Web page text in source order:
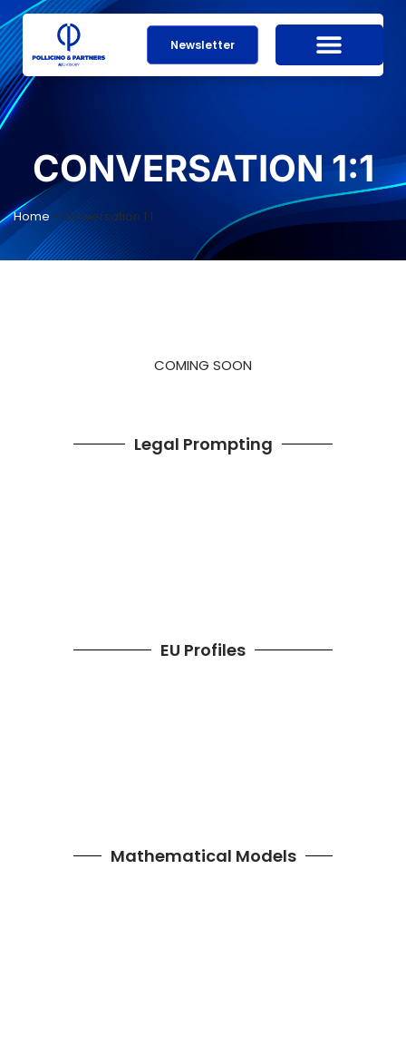
Newsletter
CONVERSATION 1:1
Home » Conversation 1:1
COMING SOON
Legal Prompting
EU Profiles
Mathematical Models